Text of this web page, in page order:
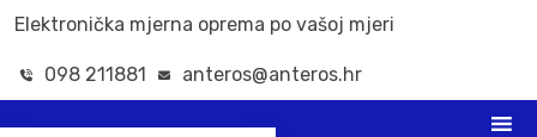
Elektronička mjerna oprema po vašoj mjeri
098 211881 anteros@anteros.hr